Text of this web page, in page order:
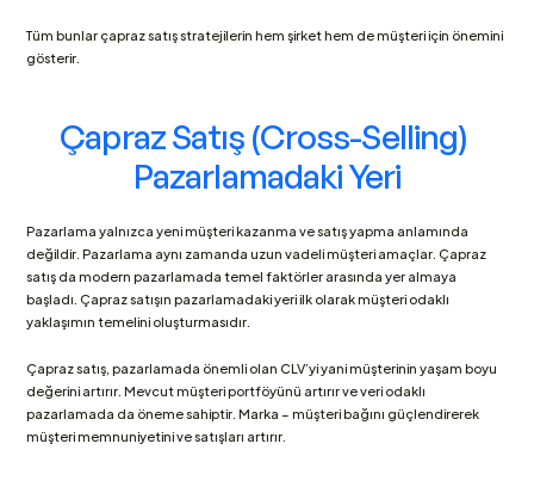
Tüm bunlar çapraz satış stratejilerin hem şirket hem de müşteri için önemini
gösterir.
Çapraz Satış (Cross-Selling)
Pazarlamadaki Yeri
Pazarlama yalnızca yeni müşteri kazanma ve satış yapma anlamında
değildir. Pazarlama aynı zamanda uzun vadeli müşteri amaçlar. Çapraz
satış da modern pazarlamada temel faktörler arasında yer almaya
başladı. Çapraz satışın pazarlamadaki yeri ilk olarak müşteri odaklı
yaklaşımın temelini oluşturmasıdır.
Çapraz satış, pazarlamada önemli olan CLV’yi yani müşterinin yaşam boyu
değerini artırır. Mevcut müşteri portföyünü artırır ve veri odaklı
pazarlamada da öneme sahiptir. Marka – müşteri bağını güçlendirerek
müşteri memnuniyetini ve satışları artırır.